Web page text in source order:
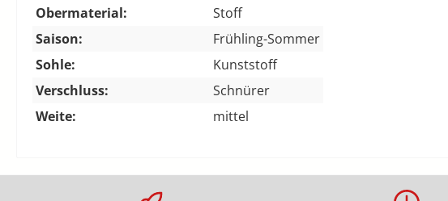
Obermaterial:
Stoff
Saison:
Frühling-Sommer
Sohle:
Kunststoff
Verschluss:
Schnürer
Weite:
mittel